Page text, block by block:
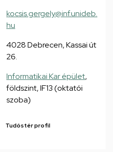
kocsis.gergely@inf.unideb.
hu
4028 Debrecen, Kassai út
26.
Informatikai Kar épület,
földszint, IF13 (oktatói
szoba)
Tudóstér profil